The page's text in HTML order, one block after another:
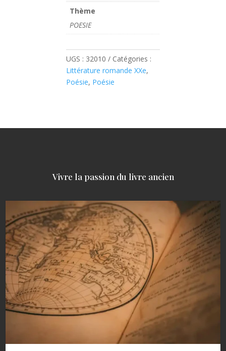
Thème
POESIE
UGS : 32010
Catégories :
Littérature romande XXe,
Poésie, Poésie
Vivre la passion du livre ancien